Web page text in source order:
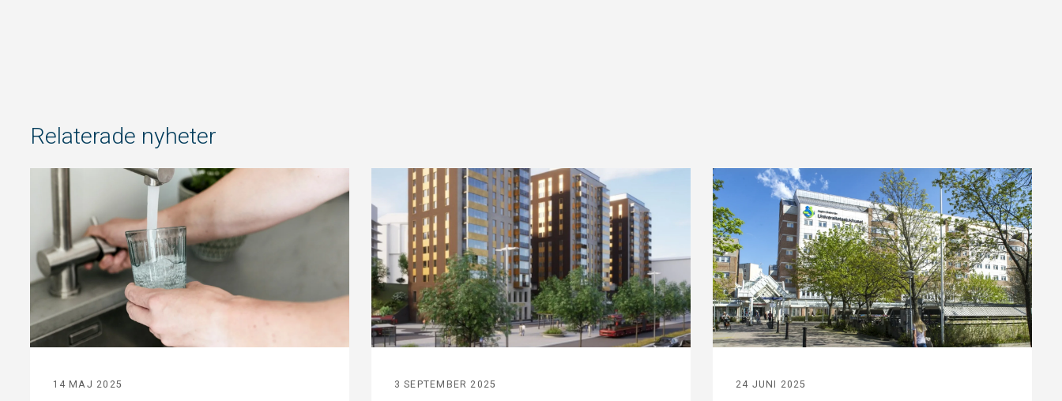
Relaterade nyheter
14 MAJ 2025 3 SEPTEMBER 2025 24 JUNI 2025